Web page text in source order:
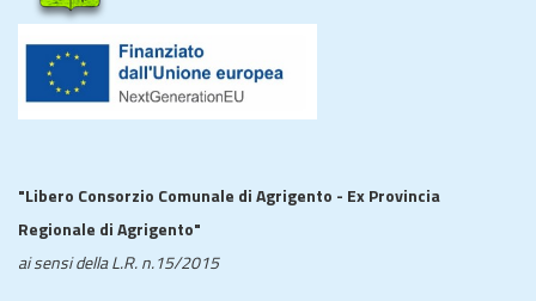
"Libero Consorzio Comunale di Agrigento - Ex Provincia
Regionale di Agrigento"
ai sensi della L.R. n.15/2015